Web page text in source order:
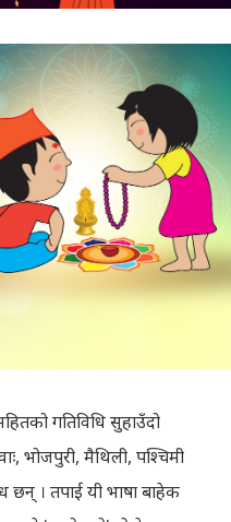
गतिविधि सुहाउँदो
भोजपुरी, मैथिली, पश्चिमी
छन् । तपाई यी भाषा बाहेक